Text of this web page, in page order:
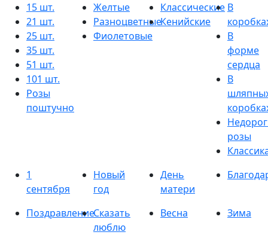
15 шт.
21 шт.
25 шт.
35 шт.
51 шт.
101 шт.
Розы
поштучно
Желтые
Разноцветные
Фиолетовые
Классические
Кенийские
В
В
форме
сердца
В
розы
1
сентября
Новый
год
День
матери
ПоздравлениеСказать
люблю
Весна Зима